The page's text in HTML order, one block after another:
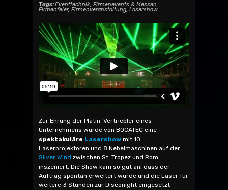
Tags:Eventtechnik, Firmenevents & Messen,
Firmenfeier, Firmenveranstaltung, Lasershow
Zur Ehrung der Platin-Vertriebler eines
Unternehmens wurde von BOCATEC eine
spektakuläre Lasershow mit 10
Laserprojektoren und 8 Nebelmaschinen auf der
Silver Wind zwischen St. Tropez und Rom
inszeniert. Die Show kam so gut an, dass der
Auftrag spontan erweitert wurde und die Laser für
weitere 3 Stunden zur Disconight eingesetzt